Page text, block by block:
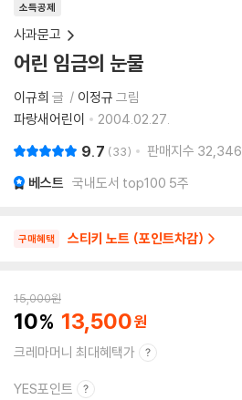
소득공제
사과문고
어린 임금의 눈물
이규희 글 이정규 그림
파랑새어린이
2004.02.27.
9.7 33 판매지수 32,346
베스트 국내도서 top100 5주
구매혜택 스티키 노트 (포인트차감)
15,000원
10 13,500
크레마머니 최대혜택가
YES포인트